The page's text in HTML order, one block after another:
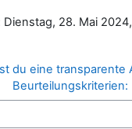
28. Mai
du eine transparente
Beurteilungskriterien: